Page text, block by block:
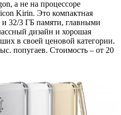
а не на процессоре
Kirin. Это компактная
и 32/3 ГБ памяти, главными
дизайн и хорошая
в своей ценовой категории.
попугаев. Стоимость – от 20